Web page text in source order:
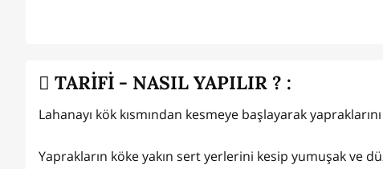
TARİFİ - NASIL YAPILIR ? :
Lahanayı kök kısmından kesmeye başlayarak
Yaprakların köke yakın sert yerlerini kesip yumuşak ve